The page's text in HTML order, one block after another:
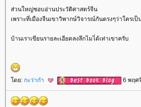
ส่วนใหญ่ชอบอ่านประวัติศาสตร์จีน
เพราะที่เมืองจีนเขาวิพากษ์วิจารณ์กันตรงๆว่าใครเป็
บ้านเราเขียนรายละเอียดลงลึกไมไ่ด้เท่าเขาครับ
ดย: กะว่าก๋า 6 พฤศ